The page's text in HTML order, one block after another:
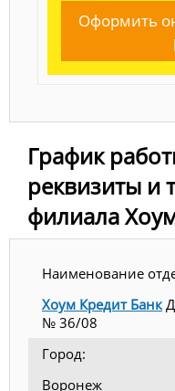
Оформить
График
реквизиты и
филиала
Наименование
Хоум Кредит Банк
№ 36/08
Город:
Воронеж